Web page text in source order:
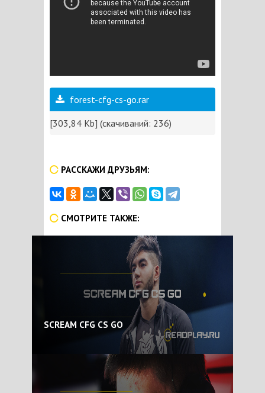
forest-cfg-cs-go.rar
[303,84 Kb] (cкачиваний: 236)
РАССКАЖИ ДРУЗЬЯМ:
СМОТРИТЕ ТАКЖЕ:
SCREAM CFG CS GO